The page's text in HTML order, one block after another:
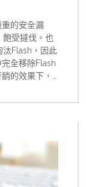
的安全漏
受撻伐。也
汰Flash，因此
全移除Flash
的效果下，